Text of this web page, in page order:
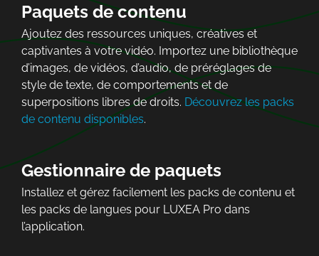
Paquets de contenu
Ajoutez des ressources uniques, créatives et
captivantes à votre vidéo. Importez une bibliothèque
d’images, de vidéos, d’audio, de préréglages de
style de texte, de comportements et de
superpositions libres de droits. Découvrez les packs
de contenu disponibles.
Gestionnaire de paquets
Installez et gérez facilement les packs de contenu et
les packs de langues pour LUXEA Pro dans
l’application.